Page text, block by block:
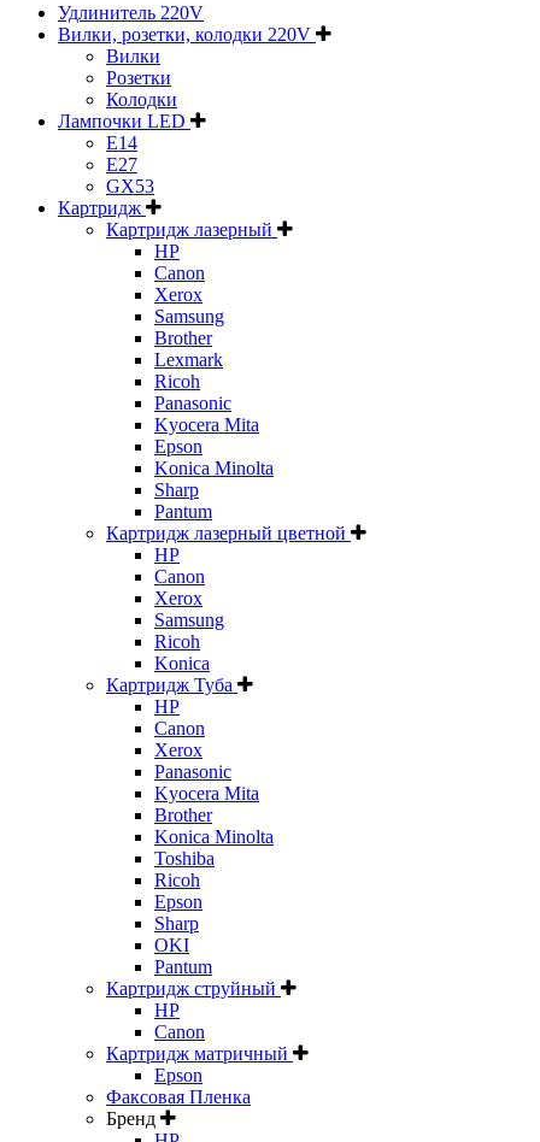
Удлинитель 220V
Вилки, розетки, колодки 220V
Вилки
Розетки
Колодки
Лампочки LED
E14
E27
GX53
Картридж
Картридж лазерный
HP
Canon
Xerox
Samsung
Brother
Lexmark
Ricoh
Panasonic
Kyocera Mita
Epson
Konica Minolta
Sharp
Pantum
Картридж лазерный цветной
HP
Canon
Xerox
Samsung
Ricoh
Konica
Картридж Туба
HP
Canon
Xerox
Panasonic
Kyocera Mita
Brother
Konica Minolta
Toshiba
Ricoh
Epson
Sharp
OKI
Pantum
Картридж струйный
HP
Canon
Картридж матричный
Epson
Факсовая Пленка
Бренд